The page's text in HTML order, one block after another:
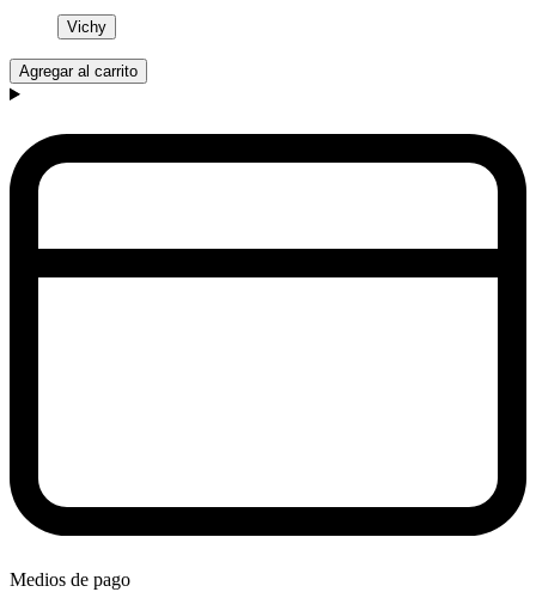
Vichy
Agregar al carrito
Medios de pago